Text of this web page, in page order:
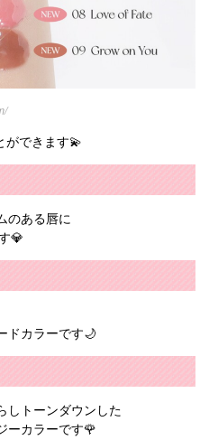
ができます💫
のある唇に
💎
ドカラーです🌙
しトーンダウンした
ーカラーです🌹